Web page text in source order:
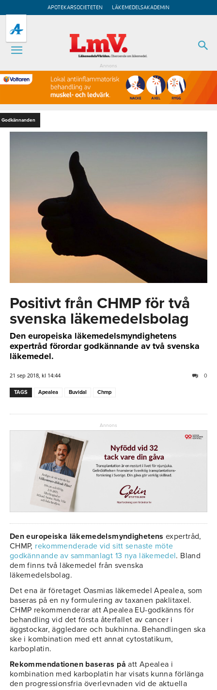
APOTEKARSOCIETETEN LÄKEMEDELSAKADEMIN
Annons
Godkännanden
Positivt från CHMP för två
svenska läkemedelsbolag
Den europeiska läkemedelsmyndighetens
expertråd förordar godkännande av två svenska
läkemedel.
21 sep 2018, kl 14:44 0
TAGS Apealea Buvidal Chmp
Annons
Den europeiska läkemedelsmyndighetens expertråd,
CHMP, rekommenderade vid sitt senaste möte
godkännande av sammanlagt 13 nya läkemedel. Bland
dem finns två läkemedel från svenska
läkemedelsbolag.
Det ena är företaget Oasmias läkemedel Apealea, som
baseras på en ny formulering av taxanen paklitaxel.
CHMP rekommenderar att Apealea EU-godkänns för
behandling vid det första återfallet av cancer i
äggstockar, äggledare och bukhinna. Behandlingen ska
ske i kombination med ett annat cytostatikum,
karboplatin.
Rekommendationen baseras på att Apealea i
kombination med karboplatin har visats kunna förlänga
den progressionsfria överlevnaden vid de aktuella